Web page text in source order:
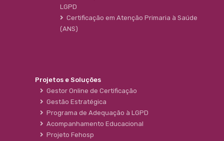
LGPD
Certificação em Atenção Primaria à Saúde
(ANS)
Projetos e Soluções
Gestor Online de Certificação
Gestão Estratégica
Programa de Adequação à LGPD
Acompanhamento Educacional
Projeto Fehosp